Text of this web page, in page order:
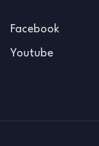
Facebook
Youtube